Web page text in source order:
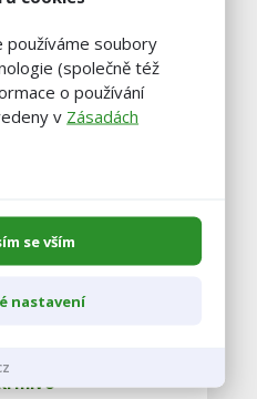
v Brně
kvůli suchu
soubory
(společně též
o používání
v Zásadách
se vším
nastavení